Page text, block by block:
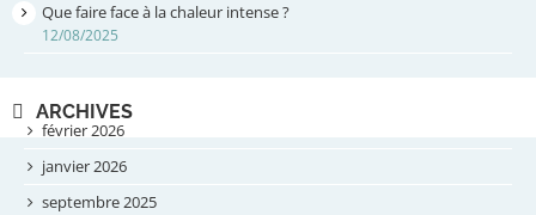
Que faire face à la chaleur intense ?
12/08/2025
ARCHIVES
février 2026
janvier 2026
septembre 2025